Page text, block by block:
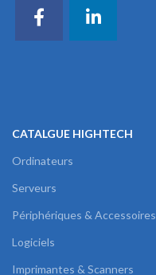
CATALGUE HIGHTECH
Ordinateurs
Serveurs
Périphériques & Accessoires
Logiciels
Imprimantes & Scanners